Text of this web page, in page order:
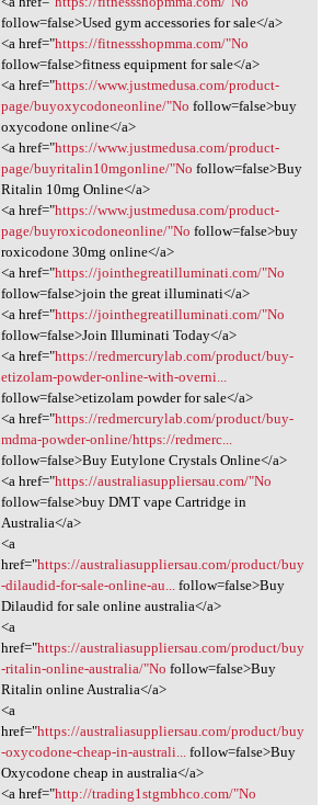
follow=false>Used gym accessories for sale</a>
<a href="https://fitnessshopmma.com/"No
follow=false>fitness equipment for sale</a>
<a href="https://www.justmedusa.com/product-
page/buyoxycodoneonline/"No follow=false>buy
oxycodone online</a>
<a href="https://www.justmedusa.com/product-
page/buyritalin10mgonline/"No follow=false>Buy
Ritalin 10mg Online</a>
<a href="https://www.justmedusa.com/product-
page/buyroxicodoneonline/"No follow=false>buy
roxicodone 30mg online</a>
<a href="https://jointhegreatilluminati.com/"No
follow=false>join the great illuminati</a>
<a href="https://jointhegreatilluminati.com/"No
follow=false>Join Illuminati Today</a>
<a href="https://redmercurylab.com/product/buy-
etizolam-powder-online-with-overni...
follow=false>etizolam powder for sale</a>
<a href="https://redmercurylab.com/product/buy-
mdma-powder-online/https://redmerc...
follow=false>Buy Eutylone Crystals Online</a>
<a href="https://australiasuppliersau.com/"No
follow=false>buy DMT vape Cartridge in
Australia</a>
<a
href="https://australiasuppliersau.com/product/buy
-dilaudid-for-sale-online-au...follow=false>Buy
Dilaudid for sale online australia</a>
<a
href="https://australiasuppliersau.com/product/buy
-ritalin-online-australia/"No follow=false>Buy
Ritalin online Australia</a>
<a
href="https://australiasuppliersau.com/product/buy
-oxycodone-cheap-in-australi...follow=false>Buy
Oxycodone cheap in australia</a>
<a href="http://trading1stgmbhco.com/"No